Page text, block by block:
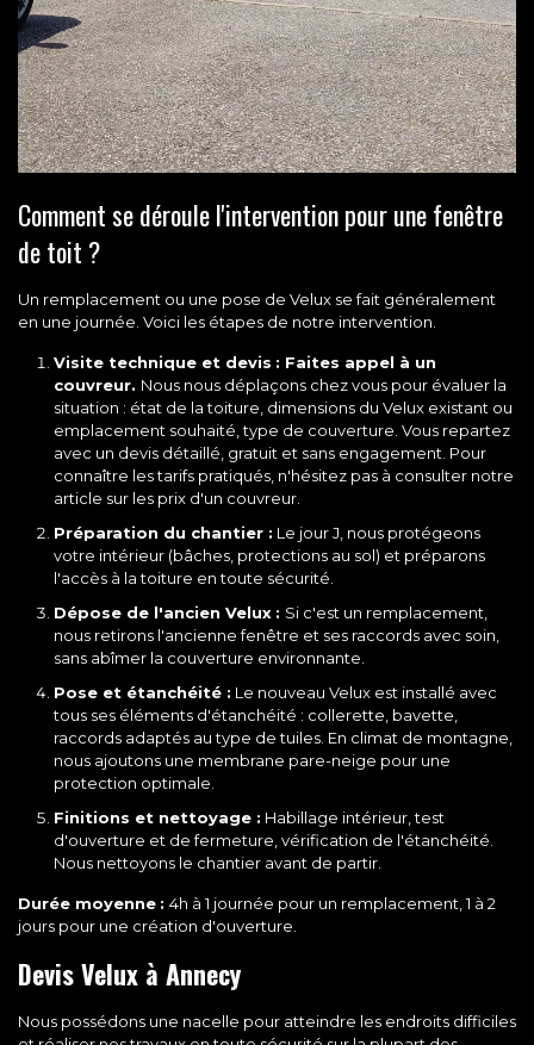
Comment se déroule l'intervention pour une fenêtre
de toit ?
Un remplacement ou une pose de Velux se fait généralement
en une journée. Voici les étapes de notre intervention.
Visite technique et devis : Faites appel à un
couvreur. Nous nous déplaçons chez vous pour évaluer la
situation : état de la toiture, dimensions du Velux existant ou
emplacement souhaité, type de couverture. Vous repartez
avec un devis détaillé, gratuit et sans engagement. Pour
connaître les tarifs pratiqués, n'hésitez pas à consulter notre
article sur les prix d'un couvreur
Préparation du chantier : Le jour J, nous protégeons
votre intérieur (bâches, protections au sol) et préparons
l'accès à la toiture en toute sécurité.
Dépose de l'ancien Velux : Si c'est un remplacement,
nous retirons l'ancienne fenêtre et ses raccords avec soin,
sans abîmer la couverture environnante.
Pose et étanchéité : Le nouveau Velux est installé avec
tous ses éléments d'étanchéité : collerette, bavette,
raccords adaptés au type de tuiles. En climat de montagne,
nous ajoutons une membrane pare-neige pour une
protection optimale.
Finitions et nettoyage : Habillage intérieur, test
d'ouverture et de fermeture, vérification de l'étanchéité.
Nous nettoyons le chantier avant de partir.
Durée moyenne : 4h à 1 journée pour un remplacement, 1 à 2
jours pour une création d'ouverture.
Devis Velux à Annecy
Nous possédons une nacelle pour atteindre les endroits difficiles